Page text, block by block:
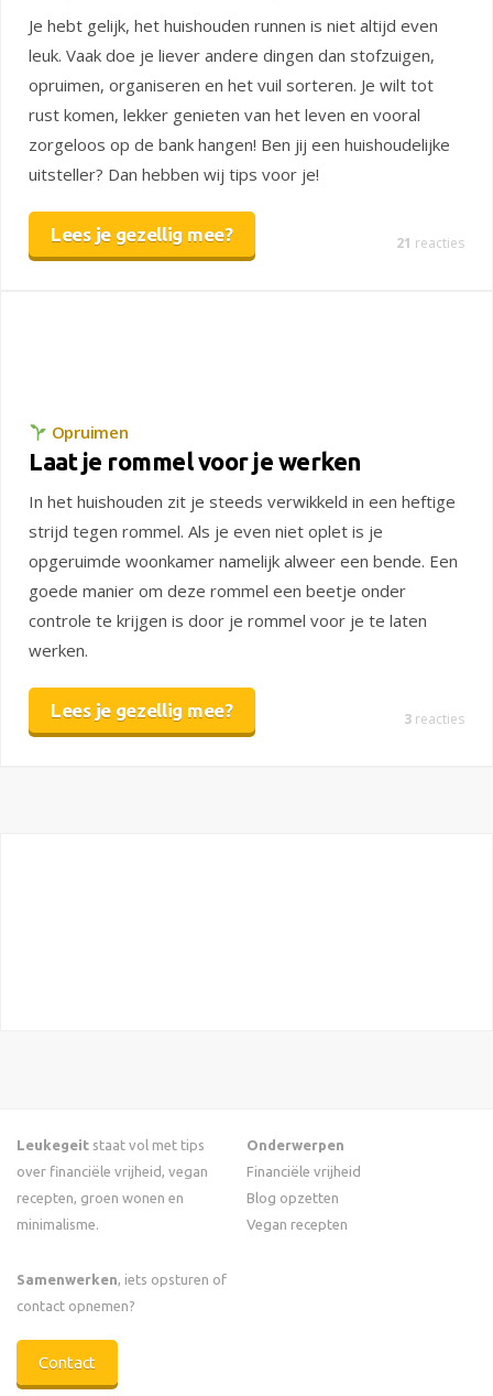
Je hebt gelijk, het huishouden runnen is niet altijd even
leuk. Vaak doe je liever andere dingen dan stofzuigen,
opruimen, organiseren en het vuil sorteren. Je wilt tot
rust komen, lekker genieten van het leven en vooral
zorgeloos op de bank hangen! Ben jij een huishoudelijke
uitsteller? Dan hebben wij tips voor je!
Lees je gezellig mee? 21 reacties
Opruimen
Laat je rommel voor je werken
In het huishouden zit je steeds verwikkeld in een heftige
strijd tegen rommel. Als je even niet oplet is je
opgeruimde woonkamer namelijk alweer een bende. Een
goede manier om deze rommel een beetje onder
controle te krijgen is door je rommel voor je te laten
werken.
Lees je gezellig mee? 3 reacties
Leukegeit staat vol met tips
over financiële vrijheid, vegan
recepten, groen wonen en
minimalisme.
Samenwerken, iets opsturen of
contact opnemen?
Contact
Onderwerpen
Financiële vrijheid
Blog opzetten
Vegan recepten